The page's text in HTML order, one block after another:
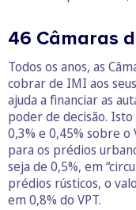
46 Câmaras
Todos os anos, as
cobrar de IMI aos
ajuda a financiar as
poder de decisão.
0,3% e 0,45% sobre
para os prédios
seja de 0,5%, em
prédios rústicos, o
em 0,8% do VPT.